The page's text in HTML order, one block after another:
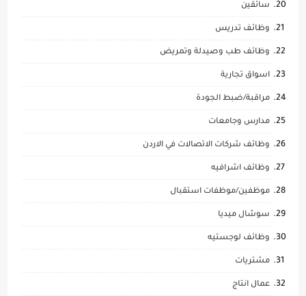
سائقين
وظائف تدريس
وظائف طب وصيدلة وتمريض
اسواق تجارية
مراقبة/ضبط الجودة
مدارس وجامعات
وظائف شركات الاتصالات في الاردن
وظائف اشرافيه
موظفين/موظفات استقبال
سوشال ميديا
وظائف لوجستيه
مشتريات
عمال انتاج